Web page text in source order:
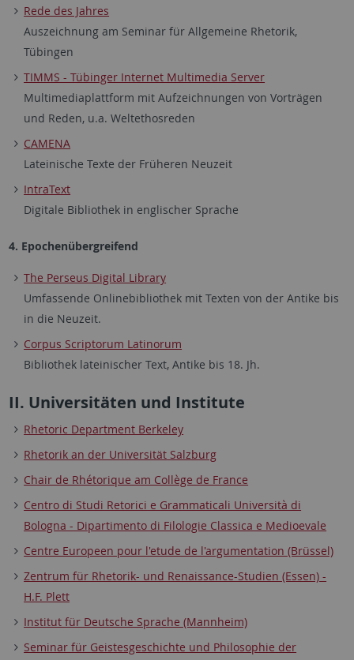
Rede des Jahres
Auszeichnung am Seminar für Allgemeine Rhetorik,
Tübingen
TIMMS - Tübinger Internet Multimedia Server
Multimediaplattform mit Aufzeichnungen von Vorträgen
und Reden, u.a. Weltethosreden
CAMENA
Lateinische Texte der Früheren Neuzeit
IntraText
Digitale Bibliothek in englischer Sprache
4. Epochenübergreifend
The Perseus Digital Library
Umfassende Onlinebibliothek mit Texten von der Antike bis
in die Neuzeit.
Corpus Scriptorum Latinorum
Bibliothek lateinischer Text, Antike bis 18. Jh.
II. Universitäten und Institute
Rhetoric Department Berkeley
Rhetorik an der Universität Salzburg
Chair de Rhétorique am Collège de France
Centro di Studi Retorici e Grammaticali Università di
Bologna - Dipartimento di Filologie Classica e Medioevale
Centre Europeen pour l'etude de l'argumentation (Brüssel)
Zentrum für Rhetorik- und Renaissance-Studien (Essen) -
H.F. Plett
Institut für Deutsche Sprache (Mannheim)
Seminar für Geistesgeschichte und Philosophie der